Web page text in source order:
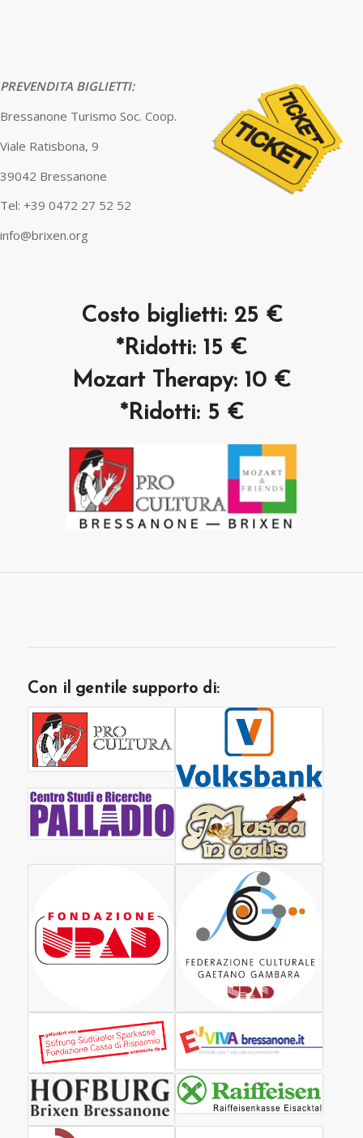
PREVENDITA BIGLIETTI:
Bressanone Turismo Soc. Coop.
Viale Ratisbona, 9
39042 Bressanone
Tel: +39 0472 27 52 52
info@brixen.org
Costo biglietti: 25 €
*Ridotti: 15 €
Mozart Therapy: 10 €
*Ridotti: 5 €
Con il gentile supporto di: